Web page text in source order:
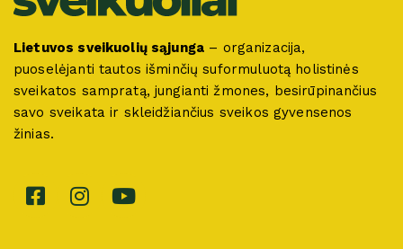
Lietuvos sveikuolių sąjunga – organizacija,
puoselėjanti tautos išminčių suformuluotą holistinės
sveikatos sampratą, jungianti žmones, besirūpinančius
savo sveikata ir skleidžiančius sveikos gyvensenos
žinias.